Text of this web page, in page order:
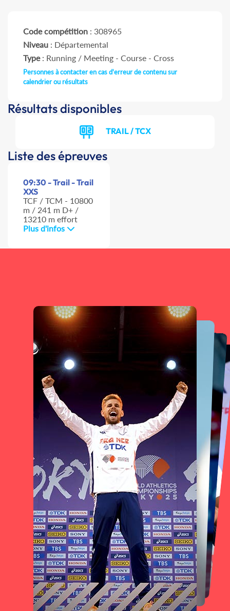
Code compétition : 308965
Niveau : Départemental
Type: Running / Meeting - Course - Cross
Personnes à contacter en cas d'erreur de contenu sur
calendrier ou résultats
Résultats disponibles
TRAIL / TCX
Liste des épreuves
09:30 - Trail - Trail
XXS
TCF / TCM - 10800
m / 241 m D+ /
13210 m effort
Plus d'infos